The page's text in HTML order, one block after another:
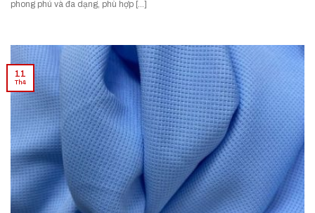
phong phú và đa dạng, phù hợp [...]
11
Th4